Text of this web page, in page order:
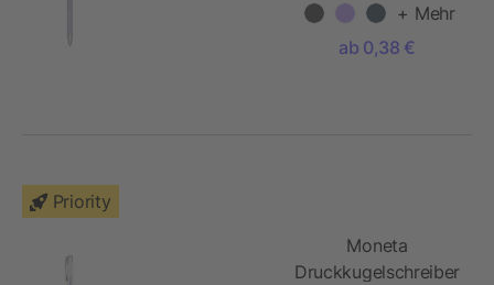
+ Mehr
ab 0,38 €
Priority
Moneta
Druckkugelschreiber